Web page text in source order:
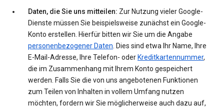
Daten, die Sie uns mitteilen: Zur Nutzung vieler Google-
Dienste müssen Sie beispielsweise zunächst ein Google-
Konto erstellen. Hierfür bitten wir Sie um die Angabe
personenbezogener Daten. Dies sind etwa Ihr Name, Ihre
E-Mail-Adresse, Ihre Telefon- oder Kreditkartennummer,
die im Zusammenhang mit Ihrem Konto gespeichert
werden. Falls Sie die von uns angebotenen Funktionen
zum Teilen von Inhalten in vollem Umfang nutzen
möchten, fordern wir Sie möglicherweise auch dazu auf,